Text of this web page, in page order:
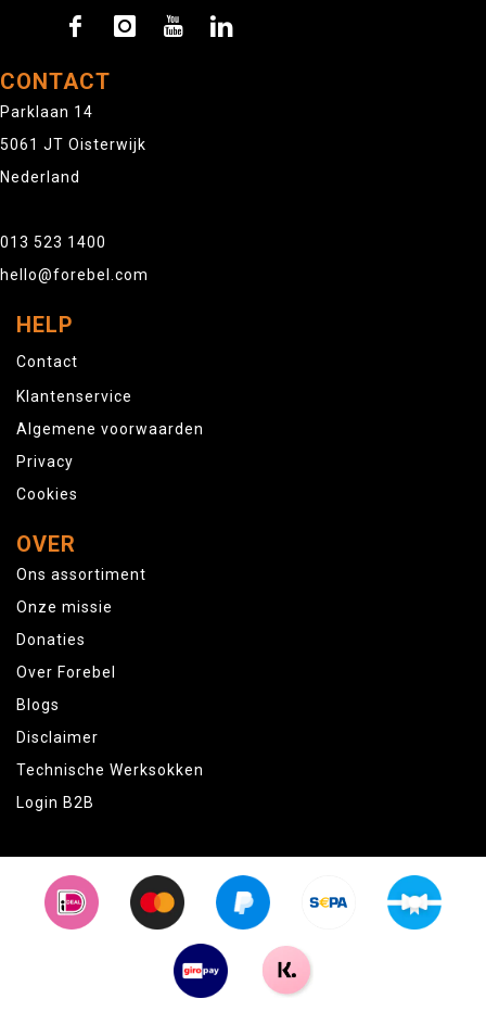
CONTACT
Parklaan 14
5061 JT Oisterwijk
Nederland
013 523 1400
hello@forebel.com
HELP
Contact
Klantenservice
Algemene voorwaarden
Privacy
Cookies
OVER
Ons assortiment
Onze missie
Donaties
Over Forebel
Blogs
Disclaimer
Technische Werksokken
Login B2B